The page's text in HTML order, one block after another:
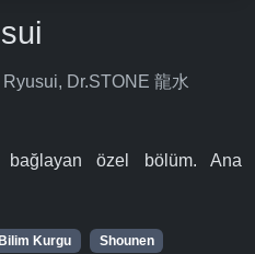
Ryusui, Dr.STONE 龍水
özel bölüm. Ana
Bilim Kurgu Shounen